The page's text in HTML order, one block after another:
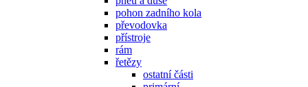
pohon zadního kola
převodovka
přístroje
rám
řetězy
ostatní části